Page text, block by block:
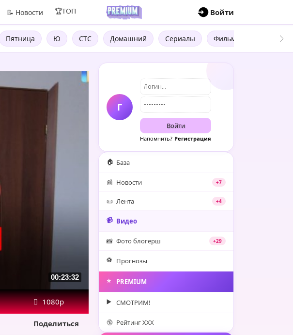
📝 Новости 🏆ТОП Войти
Пятница Ю СТС Домашний Сериалы Фильмы Трейлеры
00:23:32
1080р
Поделиться
Г
Войти
Напомнить? Регистрация
🏠 База
📰 Новости +7
📜 Лента +4
📹 Видео
📸 Фото блогерш +29
⚽️ Прогнозы
⭐️ PREMIUM
▶️ СМОТРИМ!
🔞 Рейтинг XXX